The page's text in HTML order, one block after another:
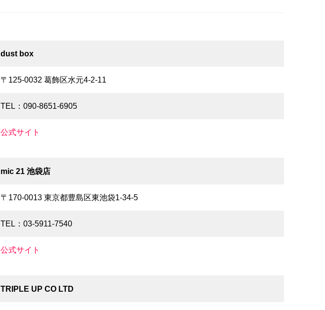
dust box
〒125-0032 葛飾区水元4-2-11
TEL：090-8651-6905
公式サイト
mic 21 池袋店
〒170-0013 東京都豊島区東池袋1-34-5
TEL：03-5911-7540
公式サイト
TRIPLE UP CO LTD